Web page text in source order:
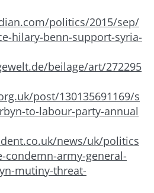
politics/2015/sep/
hilary-benn-support-syria-
beilage/art/272295
post/130135691169/s
to-labour-party-annual
news/uk/politics
army-general-
mutiny-threat-